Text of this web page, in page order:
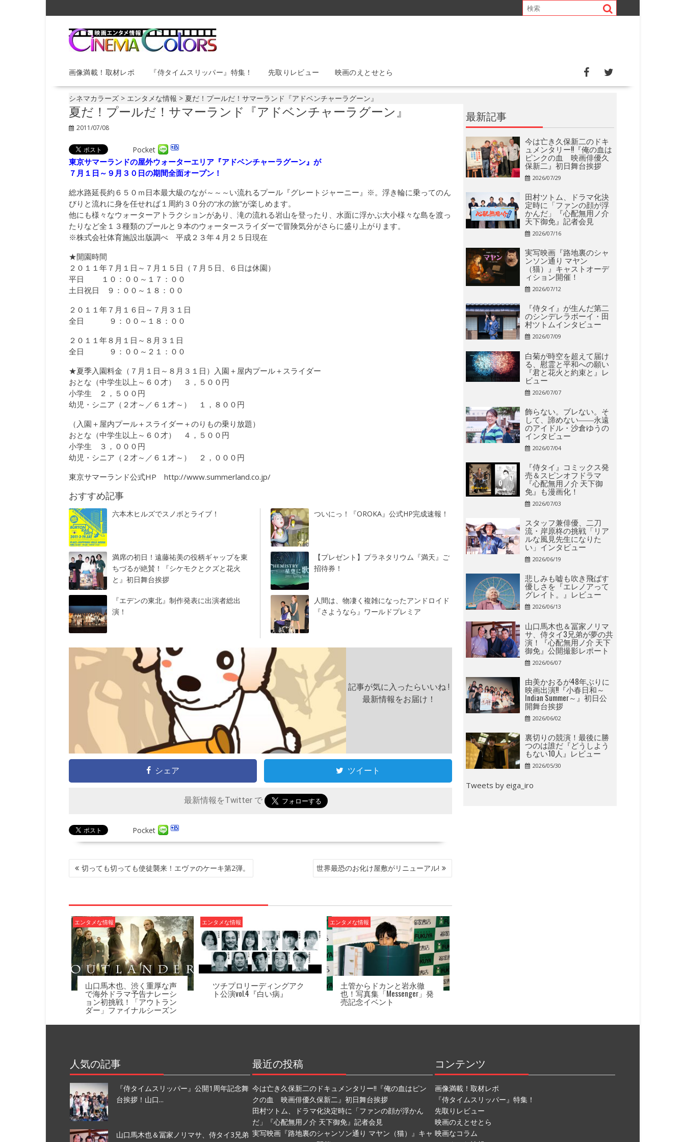
k
画像満載！取材レポ 『侍タイムスリッパー』特集！ 先取りレビュー 映画のえとせとら
シネマカラーズ> エンタメな情報 > 夏だ！プールだ！サマーランド『アドベンチャーラグーン』
夏だ！プールだ！サマーランド『アドベンチャーラグーン』
2011/07/08
Pocket
東京サマーランドの屋外ウォーターエリア『アドベンチャーラグーン』が
７月１日～９月３０日の期間全面オープン！
総水路延長約６５０ｍ日本最大級のなが～～～い流れるプール『グレートジャーニー』※。浮き輪に乗ってのん
びりと流れに身を任せれば１周約３０分の“水の旅”が楽しめます。
他にも様々なウォーターアトラクションがあり、滝の流れる岩山を登ったり、水面に浮かぶ大小様々な島を渡っ
たりなど全１３種類のプールと９本のウォータースライダーで冒険気分がさらに盛り上がります。
※株式会社体育施設出版調べ 平成２３年４月２５日現在
★開園時間
２０１１年７月１日～７月１５日（７月５日、６日は休園）
平日 １０：００～１７：００
土日祝日 ９：００～１８：００
２０１１年７月１６日～７月３１日
全日 ９：００～１８：００
２０１１年８月１日～８月３１日
全日 ９：００～２１：００
★夏季入園料金（７月１日～８月３１日）入園＋屋内プール＋スライダー
おとな（中学生以上～６０才） ３，５００円
小学生 ２，５００円
幼児・シニア（２才～／６１才～） １，８００円
（入園＋屋内プール＋スライダー＋のりもの乗り放題）
おとな（中学生以上～６０才） ４，５００円
小学生 ３，０００円
幼児・シニア（２才～／６１才～） ２，０００円
東京サマーランド公式HP http://www.summerland.co.jp/
おすすめ記事
六本木ヒルズでスノボとライブ！
満席の初日！遠藤祐美の役柄ギャップを東
ちづるが絶賛！『シケモクとクズと花火
と』初日舞台挨拶
『エデンの東北』制作発表に出演者総出
演！
ついにっ！『OROKA』公式HP完成速報！
【プレゼント】プラネタリウム『満天』ご
招待券！
人間は、物凄く複雑になったアンドロイド
『さようなら』ワールドプレミア
記事が気に入ったらいいね !
最新情報をお届け！
シェア ツイート
最新情報をTwitter で
Pocket
投
稿
ゲ
ー
シ
ョ
ン
切っても切っても使徒襲来！エヴァのケーキ第2弾。 世界最恐のお化け屋敷がリニューアル!
エンタメな情報
山口馬木也、渋く重厚な声
で海外ドラマ予告ナレーシ
ョン初挑戦！「アウトラン
ダー」ファイナルシーズン
エンタメな情報
ツチプロリーディングアク
ト公演vol.4『白い病』
エンタメな情報
土管からドカンと岩永徹
也！写真集「Messenger」発
売記念イベント
最新記事
今は亡き久保新二のドキ
ュメンタリー!!『俺の血は
ピンクの血 映画俳優久
保新二』初日舞台挨拶
2026/07/29
田村ツトム、ドラマ化決
定時に「ファンの顔が浮
かんだ」『心配無用ノ介
天下御免』記者会見
2026/07/16
実写映画『路地裏のシャ
ンソン通り マヤン
（猫）』キャストオーデ
ィション開催！
2026/07/12
『侍タイ』が生んだ第二
のシンデレラボーイ・田
村ツトムインタビュー
2026/07/09
白菊が時空を超えて届け
る、慰霊と平和への願い
『君と花火と約束と』レ
ビュー
2026/07/07
飾らない。ブレない。そ
して、諦めない――永遠
のアイドル・沙倉ゆうの
インタビュー
2026/07/04
『侍タイ』コミックス発
売＆スピンオフドラマ
『心配無用ノ介 天下御
免』も漫画化！
2026/07/03
スタッフ兼俳優、二刀
流・岸原柊の挑戦「リア
ルな風見先生になりた
い」インタビュー
2026/06/19
悲しみも嘘も吹き飛ばす
優しさを『エレノアって
グレイト。』レビュー
2026/06/13
山口馬木也＆冨家ノリマ
サ、侍タイ3兄弟が夢の共
演！『心配無用ノ介 天下
御免』公開撮影レポート
2026/06/07
由美かおるが48年ぶりに
映画出演!!『小春日和～
Indian Summer～』初日公
開舞台挨拶
2026/06/02
裏切りの競演！最後に勝
つのは誰だ『どうしよう
もない10人』レビュー
2026/05/30
Tweets by eiga_iro
人気の記事
『侍タイムスリッパー』公開1周年記念舞
台挨拶！山口...
山口馬木也＆冨家ノリマサ、侍タイ3兄弟
最近の投稿
今は亡き久保新二のドキュメンタリー!!『俺の血はピン
クの血 映画俳優久保新二』初日舞台挨拶
田村ツトム、ドラマ化決定時に「ファンの顔が浮かん
だ」『心配無用ノ介 天下御免』記者会見
実写映画『路地裏のシャンソン通り マヤン（猫）』キャ
コンテンツ
画像満載！取材レポ
『侍タイムスリッパー』特集！
先取りレビュー
映画のえとせとら
映画なコラム